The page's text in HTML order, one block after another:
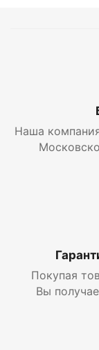
Наша
Покупая
Вы